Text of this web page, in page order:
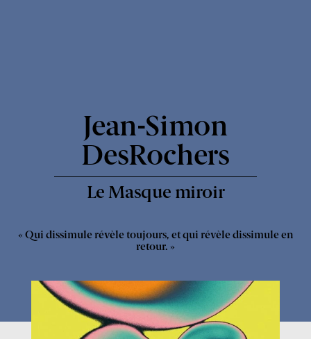
Jean-Simon
DesRochers
Le Masque miroir
« Qui dissimule révèle toujours, et qui révèle dissimule en
retour. »